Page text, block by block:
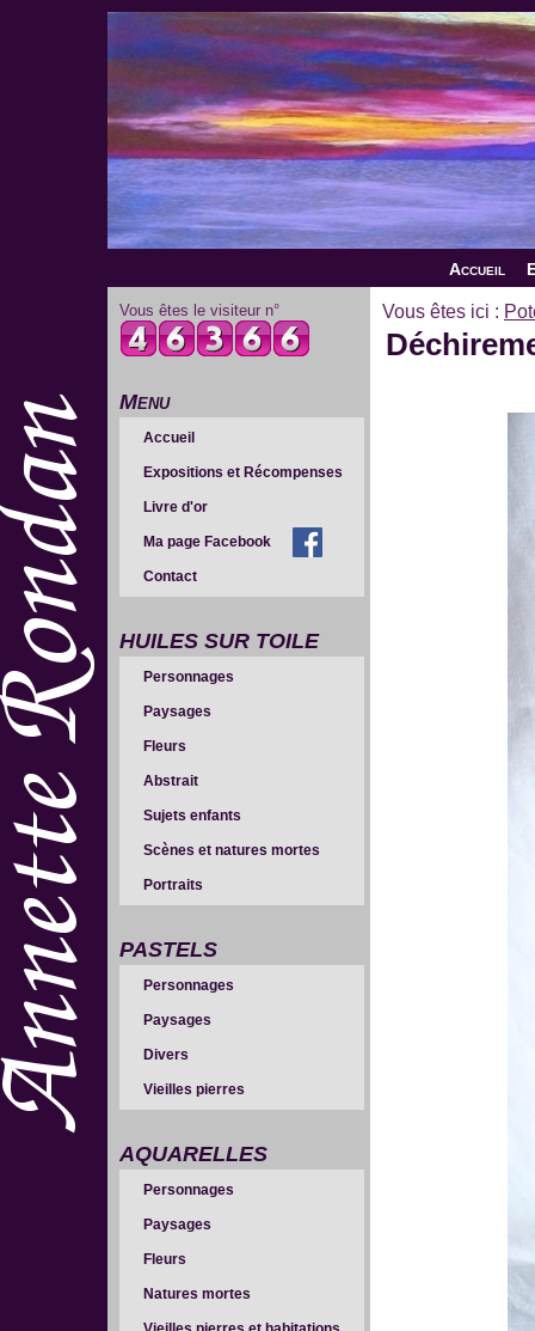
Accueil
Vous êtes le visiteur n°
Menu
Accueil
Expositions et Récompenses
Livre d'or
Ma page Facebook
Contact
HUILES SUR TOILE
Personnages
Paysages
Fleurs
Abstrait
Sujets enfants
Scènes et natures mortes
Portraits
PASTELS
Personnages
Paysages
Divers
Vieilles pierres
AQUARELLES
Personnages
Paysages
Fleurs
Natures mortes
Vous êtes ici :